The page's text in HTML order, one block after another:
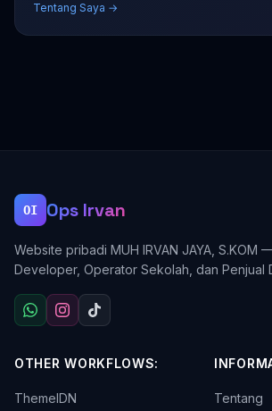
Tentang Saya →
OI Ops Irvan
Website pribadi MUH IRVAN JAYA, S.KOM
Developer, Operator Sekolah, dan Penjual
OTHER WORKFLOWS:
ThemeIDN Tentang